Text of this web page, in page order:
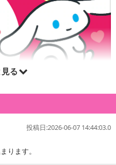
きませんので、ご了承くださ
塩(イスラエル産)配合。
る
投稿日:2026-06-07 14:44:03.0
ります。